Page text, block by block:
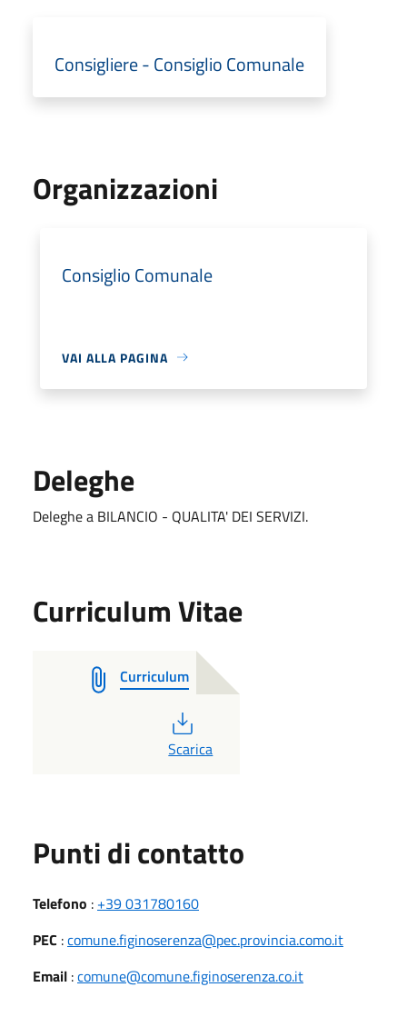
Consigliere - Consiglio Comunale
Organizzazioni
Consiglio Comunale
VAI ALLA PAGINA
Deleghe
Deleghe a BILANCIO - QUALITA' DEI SERVIZI.
Curriculum Vitae
Curriculum
PDF
Scarica
Punti di contatto
Telefono : +39 031780160
PEC :comune.figinoserenza@pec.provincia.como.it
Email :comune@comune.figinoserenza.co.it